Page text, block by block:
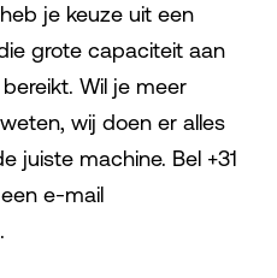
je keuze uit een
grote capaciteit aan
Wil je meer
wij doen er alles
juiste machine. Bel +31
e-mail